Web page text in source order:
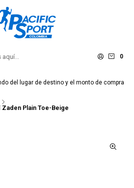
0
del lugar de destino y el monto de compra
Plain Toe-Beige